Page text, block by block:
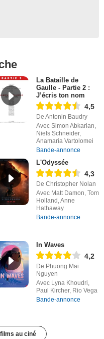
La Bataille de
Gaulle - Partie 2 :
J’écris ton nom
4,5
De Antonin Baudry
Avec Simon Abkarian,
Niels Schneider,
Anamaria Vartolomei
Bande-annonce
L'Odyssée
4,3
De Christopher Nolan
Avec Matt Damon, Tom
Holland, Anne
Hathaway
Bande-annonce
In Waves
4,2
De Phuong Mai
Nguyen
Avec Lyna Khoudri,
Paul Kircher, Rio Vega
Bande-annonce
au ciné